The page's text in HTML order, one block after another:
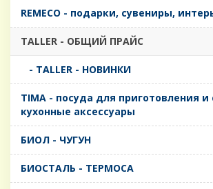
REMECO - подарки, сувениры,
TALLER - ОБЩИЙ ПРАЙС
- TALLER - НОВИНКИ
TIMA - посуда для приготовления и
кухонные аксессуары
БИОЛ - ЧУГУН
БИОСТАЛЬ - ТЕРМОСА